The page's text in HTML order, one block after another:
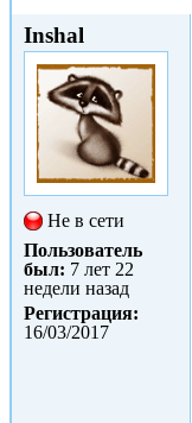
Inshal
Не в сети
Пользователь
был: 7 лет 22
недели назад
Регистрация:
16/03/2017